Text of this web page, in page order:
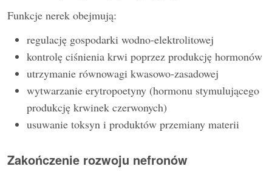
Funkcje nerek obejmują:
regulację gospodarki wodno-elektrolitowej
kontrolę ciśnienia krwi poprzez produkcję hormonów
utrzymanie równowagi kwasowo-zasadowej
wytwarzanie erytropoetyny (hormonu stymulującego
produkcję krwinek czerwonych)
usuwanie toksyn i produktów przemiany materii
Zakończenie rozwoju nefronów